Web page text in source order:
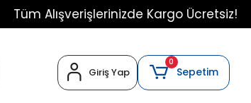
Tüm Alışverişlerinizde Kargo Ücretsiz!
Giriş Yap
0
Sepetim